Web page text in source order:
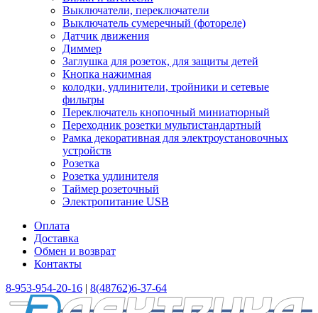
Выключатели, переключатели
Выключатель сумеречный (фотореле)
Датчик движения
Диммер
Заглушка для розеток, для защиты детей
Кнопка нажимная
колодки, удлинители, тройники и сетевые
фильтры
Переключатель кнопочный миниатюрный
Переходник розетки мультистандартный
Рамка декоративная для электроустановочных
устройств
Розетка
Розетка удлинителя
Таймер розеточный
Электропитание USB
Оплата
Доставка
Обмен и возврат
Контакты
8-953-954-20-16 | 8(48762)6-37-64